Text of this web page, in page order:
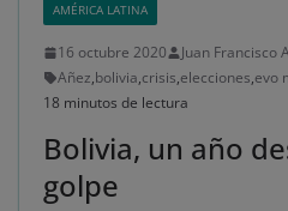
AMÉRICA LATINA
16 octubre 2020
Juan Francisco
Añez,bolivia,crisis,elecciones,evo
18 minutos de lectura
Bolivia, un año
golpe